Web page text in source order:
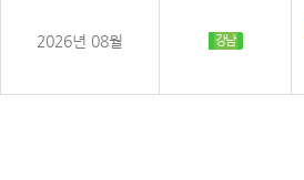
2026년 08월 강남